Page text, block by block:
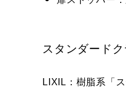
スタンダード
LIXIL：樹脂系「